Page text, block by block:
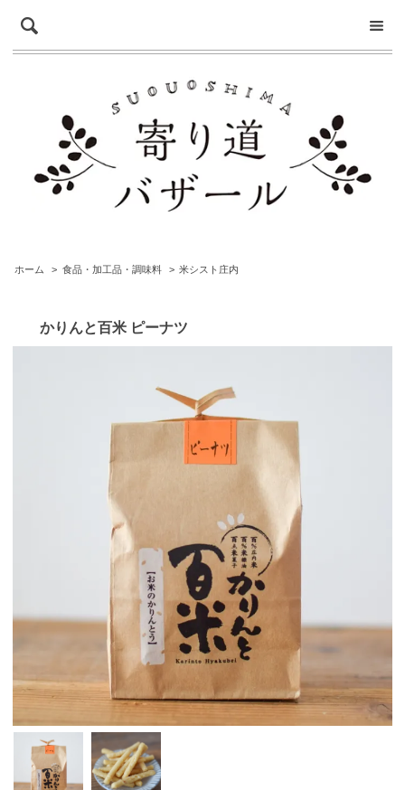
ホーム > 食品・加工品・調味料 > 米シスト庄内
かりんと百米 ピーナツ